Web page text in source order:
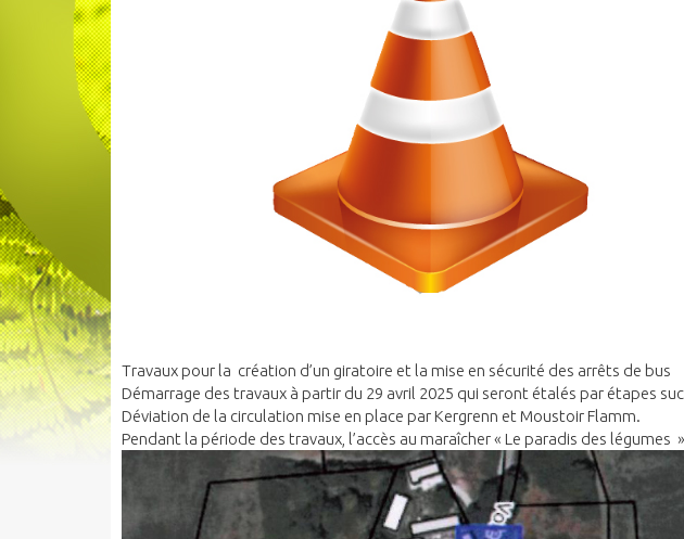
Travaux pour la création d’un giratoire et la mise en sécurité des arrêts de bus
Démarrage des travaux à partir du 29 avril 2025 qui seront étalés par étapes
Déviation de la circulation mise en place par Kergrenn et Moustoir Flamm.
Pendant la période des travaux, l’accès au maraîcher « Le paradis des légumes